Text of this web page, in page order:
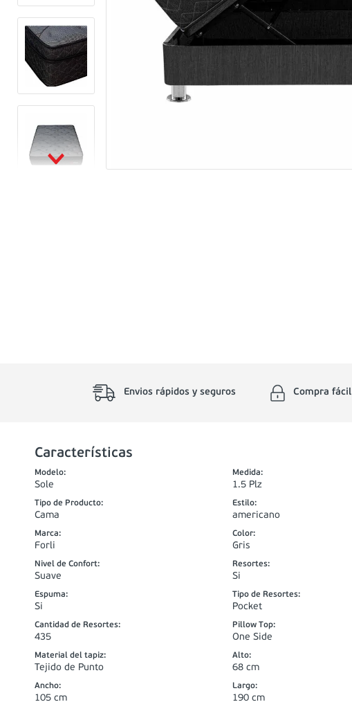
Envios rápidos y seguros Compra
Características
Modelo:
Sole
Medida:
1.5 Plz
Tipo de Producto:
Cama
Estilo:
americano
Marca:
Forli
Color:
Gris
Nivel de Confort:
Suave
Resortes:
Si
Espuma:
Si
Tipo de Resortes:
Pocket
Cantidad de Resortes:
435
Pillow Top:
One Side
Material del tapiz:
Tejido de Punto
Alto:
68 cm
Ancho:
105 cm
Largo:
190 cm